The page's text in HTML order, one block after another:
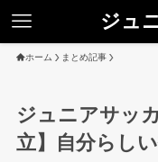
ジュ
ホーム まとめ記事
ジュニアサッ
立】自分らし